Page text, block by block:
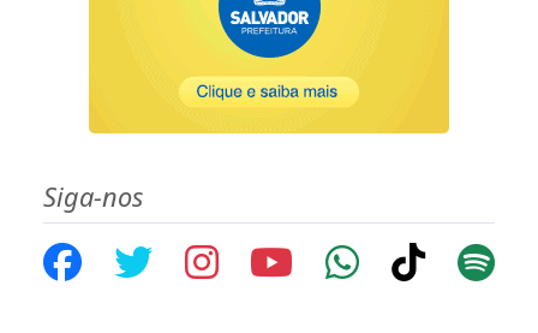
Siga-nos